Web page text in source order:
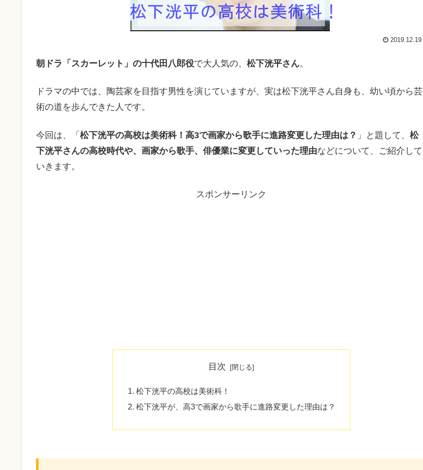
2019.12.19
朝ドラ「スカーレット」の十代田八郎役で大人気の、 松下洸平さん。
ドラマの中では、陶芸家を目指す男性を演じていますが、実は松下洸平さん自身も、幼い頃から芸
術の道を歩んできた人です。
今回は、「 松下洸平の高校は美術科！高3で画家から歌手に進路変更した理由は？ 」と題して、 松
下洸平さんの高校時代や、画家から歌手、俳優業に変更していった理由などについて、ご紹介して
いきます。
スポンサーリンク
目次
松下洸平の高校は美術科！
松下洸平が、高3で画家から歌手に進路変更した理由は？